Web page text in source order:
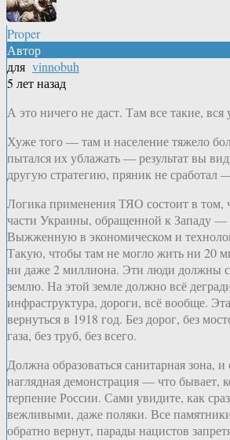
Proper
Автор
для vinnobuh
5 лет назад
А это ничего не даст. Там все такие, вся
Хуже того — там и население тяжело
пытался их ублажать — результат вы
другую стратегию, пряник не сработал
Логика применения ТЯО состоит в том,
части Украины, обращенной к Западу
Выжженную в экономическом и
Такую, чтобы там не могло жить ни 20
ни даже 2 миллиона. Эти люди должны
землю. На этой земле должно всё
инфраструктура, дороги, всё вообще.
вернуться в 1918 год. Без дорог, без
газа, без труб, без всего.
Должна образоваться санитарная зона,
наглядная демонстрация — что бывает,
терпение России. Сами увидите, как
вежливыми, даже поляки. Все
обратно вернут, парады нацистов